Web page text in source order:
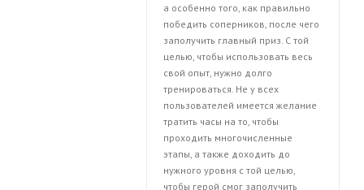
а особенно того, как правильно
победить соперников, после чего
заполучить главный приз. С той
целью, чтобы использовать весь
свой опыт, нужно долго
тренироваться. Не у всех
пользователей имеется желание
тратить часы на то, чтобы
проходить многочисленные
этапы, а также доходить до
нужного уровня с той целью,
чтобы герой смог заполучить